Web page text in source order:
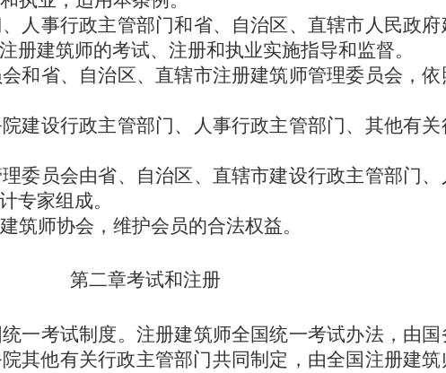
人事行政主管部门和省、自治区、直辖市人民政
册建筑师的考试、注册和执业实施指导和监督。
和省、自治区、直辖市注册建筑师管理委员会，
建设行政主管部门、人事行政主管部门、其他有
委员会由省、自治区、直辖市建设行政主管部门
专家组成。
筑师协会，维护会员的合法权益。
第二章考试和注册
一考试制度。注册建筑师全国统一考试办法，由
其他有关行政主管部门共同制定，由全国注册建